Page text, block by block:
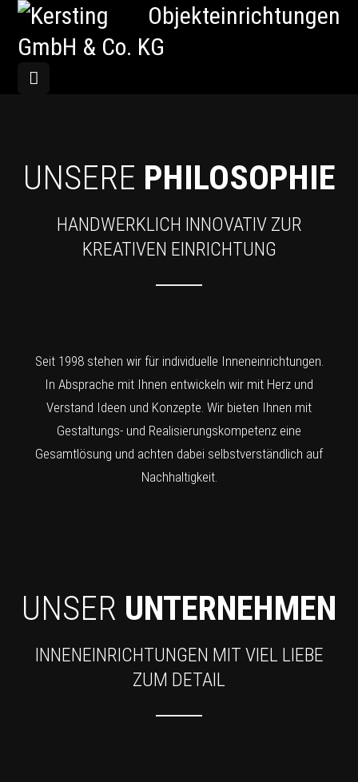
UNSERE PHILOSOPHIE
HANDWERKLICH INNOVATIV ZUR
KREATIVEN EINRICHTUNG
Seit 1998 stehen wir für individuelle Inneneinrichtungen.
In Absprache mit Ihnen entwickeln wir mit Herz und
Verstand Ideen und Konzepte. Wir bieten Ihnen mit
Gestaltungs- und Realisierungskompetenz eine
Gesamtlösung und achten dabei selbstverständlich auf
Nachhaltigkeit.
UNSER UNTERNEHMEN
INNENEINRICHTUNGEN MIT VIEL LIEBE
ZUM DETAIL